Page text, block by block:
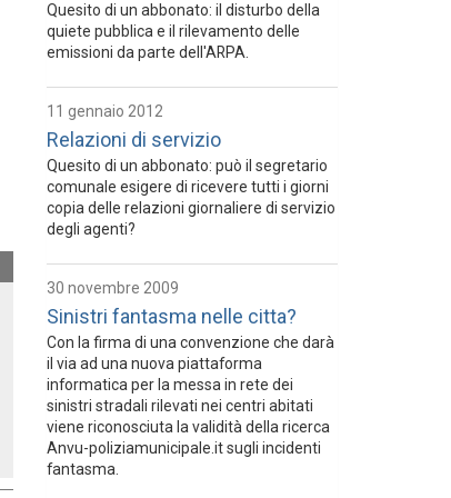
Quesito di un abbonato: il disturbo della
quiete pubblica e il rilevamento delle
emissioni da parte dell'ARPA.
11 gennaio 2012
Relazioni di servizio
Quesito di un abbonato: può il segretario
comunale esigere di ricevere tutti i giorni
copia delle relazioni giornaliere di servizio
degli agenti?
30 novembre 2009
Sinistri fantasma nelle citta?
Con la firma di una convenzione che darà
il via ad una nuova piattaforma
informatica per la messa in rete dei
sinistri stradali rilevati nei centri abitati
viene riconosciuta la validità della ricerca
Anvu-poliziamunicipale.it sugli incidenti
fantasma.